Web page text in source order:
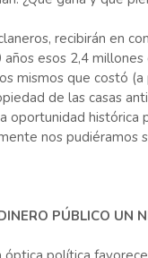
recibirán en
esos 2,4 millones
mismos que costó
de las casas
oportunidad histórica
nos pudiéramos
PÚBLICO UN